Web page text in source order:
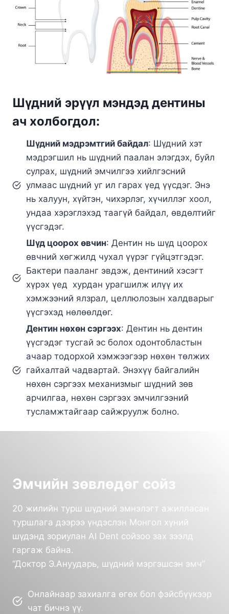
Шүдний эрүүл мэндэд дентины
ач холбогдол:
Шүдний мэдрэмтгий байдал: Шүдний хэт
мэдрэгшил нь шүдний паалан элэгдэх, буйл
сулрах, шүдний эмчилгээ хийлгэсний
улмаас шүдний уг ил гарах үед үүсдэг. Энэ
нь халуун, хүйтэн, чихэрлэг, хүчиллэг хоол,
ундаа хэрэглэхэд таагүй байдал, өвдөлтийг
үүсгэдэг.
Шүд цоорох өвчин: Дентин нь шүд цоорох
өвчний хөгжилд чухал үүрэг гүйцэтгэдэг.
Бактери пааланг эвдэж, дентиний хэсэгт
хүрэх үед хурдан урагшилж илүү их
хэмжээний ялзрал, целлюлозын халдварыг
үүсгэхэд нөлөөлдөг.
Дентин нөхөн сэргээх: Дентин нь дентин
үүсгэдэг тусгай эс болох одонтобластын
ачаар тодорхой хэмжээгээр нөхөн төлжих
гайхалтай чадвартай. Энэхүү байгалийн
нөхөн сэргээх механизмыг шүдний зөв
арчилгаа, нөхөн сэргээх эмчилгээний
тусламжтайгаар сайжруулж болно.
Эмчийн зөвлөдөг сойз
20 жилийн турш шүдний эмнэлэгт ажилласан
туршлага дээрээ үндэслэн Монгол хүний
шүдэнд зориулан AI Dent сойзоо зах зээлд
гаргаж байна.
“Доктор Э.Ануударь, шүдний мэргэшсэн эмч”
Онлайнаар захиалга өгөх бол фэйсбүүкээр
чат бичнэ үү.